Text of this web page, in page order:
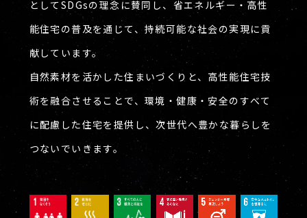
としてSDGsの理念に賛同し、省エネルギー・高性
能住宅の普及を通じて、持続可能な社会の実現に貢
献しています。
自然素材を活かした住まいづくりと、高性能住宅技
術を融合させることで、環境・健康・安全のすべて
に配慮した住宅を提供し、次世代へ豊かな暮らしを
つないでいきます。